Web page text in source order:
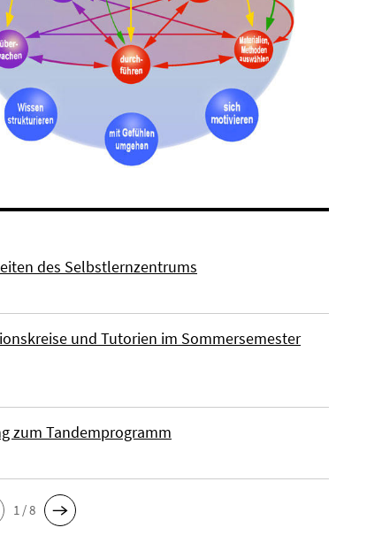
des Selbstlernzentrums
und Tutorien im Sommersemester
zum Tandemprogramm
1 / 8